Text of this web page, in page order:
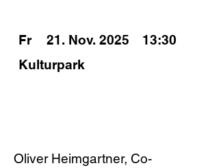
21. Nov. 2025
13:30
Kulturpark
Fr
Oliver Heimgartner, Co-